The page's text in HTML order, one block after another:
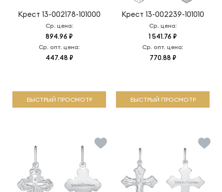
Крест 13-002178-101000
Ср. цена:
894.96 ₽
Ср. опт. цена:
447.48 ₽
БЫСТРЫЙ ПРОСМОТР
Крест 13-002239-101010
Ср. цена:
1 541.76 ₽
Ср. опт. цена:
770.88 ₽
БЫСТРЫЙ ПРОСМОТР